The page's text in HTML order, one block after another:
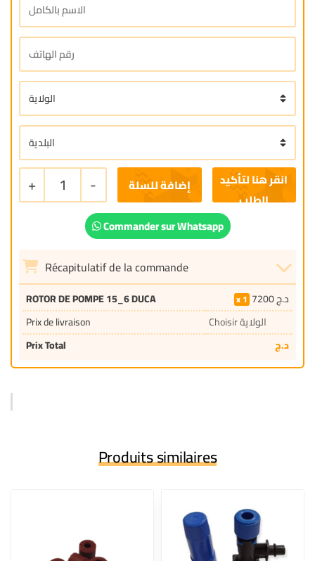
+ 1 - إضافة للسلة
Commander sur Whatsapp
Récapitulatif de la commande
ROTOR DE POMPE 15_6 DUCA 1 7200د.ج
Prix de livraison
Choisir الولاية
Prix Total
د.ج
Produits similaires